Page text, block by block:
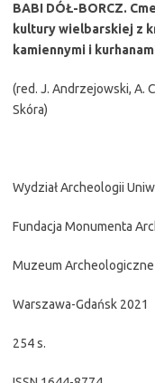
BABI DÓŁ-BORCZ.
kultury wielbarskiej z
kamiennymi i
(red. J. Andrzejowski, A.
Skóra)
Wydział Archeologii
Fundacja Monumenta
Muzeum Archeologiczne
Warszawa-Gdańsk 2021
254 s.